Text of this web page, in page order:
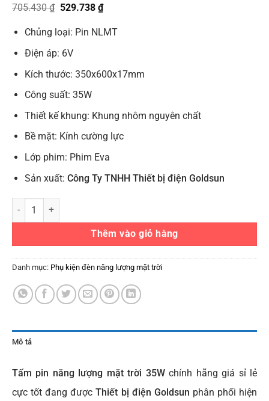
705.430₫ Giá
là:
705.430 ₫.
529.738 ₫Giá
hiện
tại
là:
Chủng loại: Pin NLMT
Điện áp: 6V
Kích thước: 350x600x17mm
Công suất: 35W
Thiết kế khung: Khung nhôm nguyên chất
Bề mặt: Kính cường lực
Lớp phim: Phim Eva
Sản xuất: Công Ty TNHH Thiết bị điện Goldsun
Tấm pin năng lượng mặt trời 35W Poly cho đèn đường số lượng
Thêm vào giỏ hàng
Danh mục: Phụ kiện đèn năng lượng mặt trời
Mô tả
Tấm pin năng lượng mặt trời 35Wchính hãng giá sỉ lẻ
cực tốt đang đượcThiết bị điện Goldsun phân phối hiện